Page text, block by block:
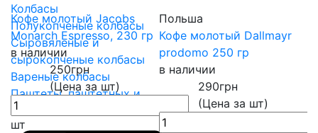
Колбасы
Полукопченые колбасы
Сыровяленые и
сырокопченые колбасы
Вареные колбасы
Паштеты, паштетных и
печеночные колбасы
Кофе молотый Jacobs
Monarch Espresso, 230 гр
в наличии
250грн
(Цена за шт)
шт
Польша
Кофе молотый Dallmayr
prodomo 250 гр
в наличии
290грн
(Цена за шт)